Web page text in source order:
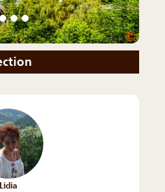
©
Lidia